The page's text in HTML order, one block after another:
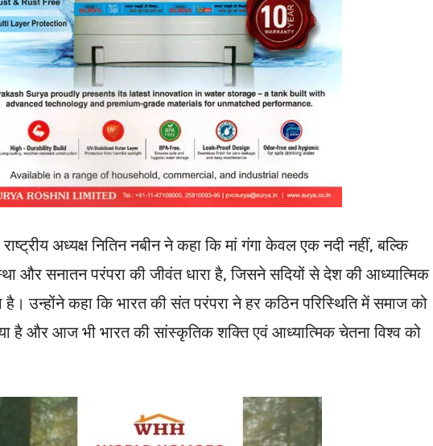
अध्यक्ष नितिन नबीन ने कहा कि मां गंगा केवल एक नदी नहीं, बल्कि
और सनातन परंपरा की जीवंत धारा है, जिसने सदियों से देश की आध्यात्मिक
है। उन्होंने कहा कि भारत की संत परंपरा ने हर कठिन परिस्थिति में समाज को
है और आज भी भारत की सांस्कृतिक शक्ति एवं आध्यात्मिक चेतना विश्व को